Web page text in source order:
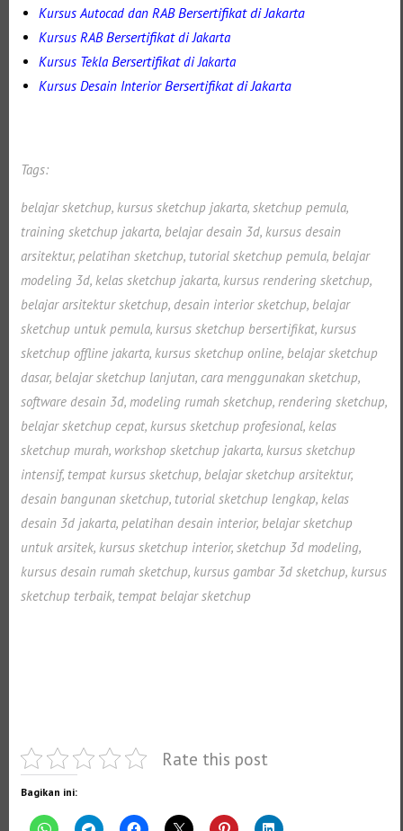
Kursus Autocad dan RABBersertifikat di Jakarta
Kursus RABBersertifikatdi Jakarta
Kursus TeklaBersertifikatdi Jakarta
Kursus Desain InteriorBersertifikat di Jakarta
Tags:
belajar sketchup, kursus sketchup jakarta, sketchup pemula,
training sketchup jakarta, belajar desain 3d, kursus desain
arsitektur, pelatihan sketchup, tutorial sketchup pemula, belajar
modeling 3d, kelas sketchup jakarta, kursus rendering sketchup,
belajar arsitektur sketchup, desain interior sketchup, belajar
sketchup untuk pemula, kursus sketchup bersertifikat, kursus
sketchup offline jakarta, kursus sketchup online, belajar sketchup
dasar, belajar sketchup lanjutan, cara menggunakan sketchup,
software desain 3d, modeling rumah sketchup, rendering sketchup,
belajar sketchup cepat, kursus sketchup profesional, kelas
sketchup murah, workshop sketchup jakarta, kursus sketchup
intensif, tempat kursus sketchup, belajar sketchup arsitektur,
desain bangunan sketchup, tutorial sketchup lengkap, kelas
desain 3d jakarta, pelatihan desain interior, belajar sketchup
untuk arsitek, kursus sketchup interior, sketchup 3d modeling,
kursus desain rumah sketchup, kursus gambar 3d sketchup, kursus
sketchup terbaik, tempat belajar sketchup
Rate this post
Bagikan ini: